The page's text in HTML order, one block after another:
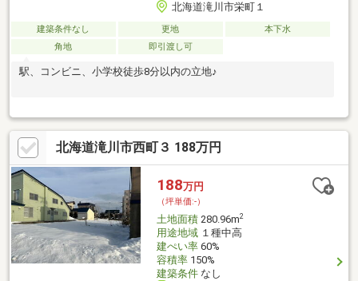
北海道滝川市栄町１
建築条件なし 更地
本下水
角地
即引渡し可
駅、コンビニ、小学校徒歩8分以内の立地♪
北海道滝川市西町３ 188万円
188万円
（坪単価:-）
土地面積280.96m2
用途地域１種中高
建ぺい率60%
容積率150%
建築条件なし